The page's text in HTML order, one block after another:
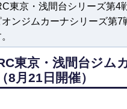
東京・浅間台シリーズ第4
ンジムカーナシリーズ第7
東京・浅間台ジム
8月21日開催）